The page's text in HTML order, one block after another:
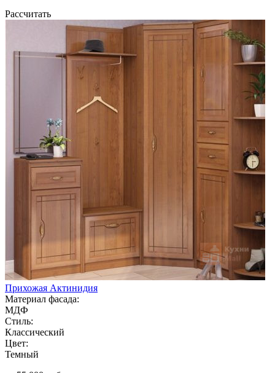
Рассчитать
Прихожая Актинидия
Материал фасада:
МДФ
Стиль:
Классический
Цвет:
Темный